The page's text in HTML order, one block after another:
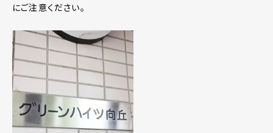
にご注意ください。